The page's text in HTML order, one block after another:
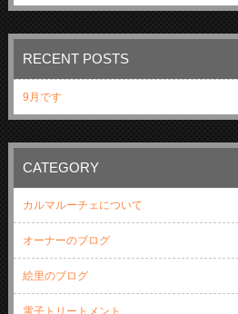
RECENT POSTS
9月です
CATEGORY
カルマルーチェについて
オーナーのブログ
絵里のブログ
電子トリートメント